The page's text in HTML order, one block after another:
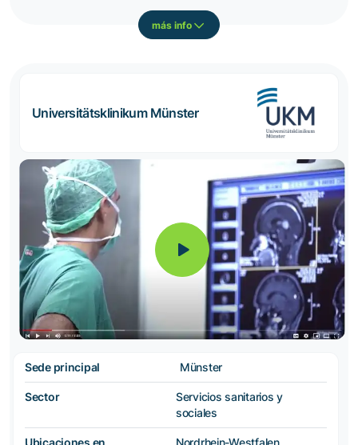
más info
Universitätsklinikum Münster
Sede principal Münster
Sector
Servicios sanitarios y
sociales
Ubicaciones en Nordrhein-Westfalen